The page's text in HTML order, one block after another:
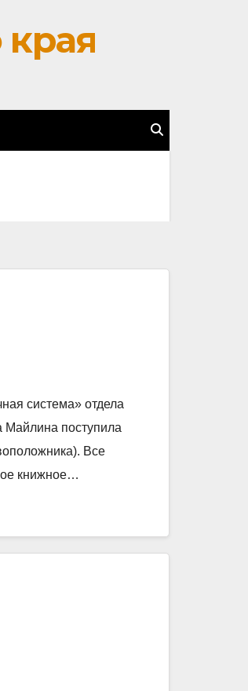
система» отдела
Майлина поступила
Все
книжное…